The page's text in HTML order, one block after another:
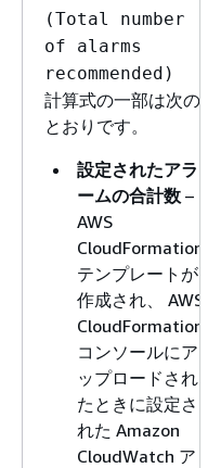
(Total number
of alarms
recommended)
計算式の一部は次の
とおりです。
設定されたアラ
ームの合計数 –
AWS
CloudFormation
テンプレートが
作成され、 AWS
CloudFormation
コンソールにア
ップロードされ
たときに設定さ
れた Amazon
CloudWatch ア